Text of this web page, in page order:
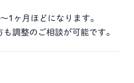
1ヶ月ほどになります。
調整のご相談が可能です。